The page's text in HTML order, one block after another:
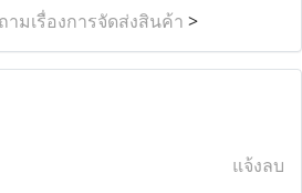
ามเรื่องการจัดส่งสินค้า >
แจ้งลบ